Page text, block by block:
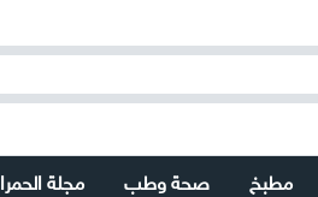
مطبخ صحة وطب مجلة الحمرا